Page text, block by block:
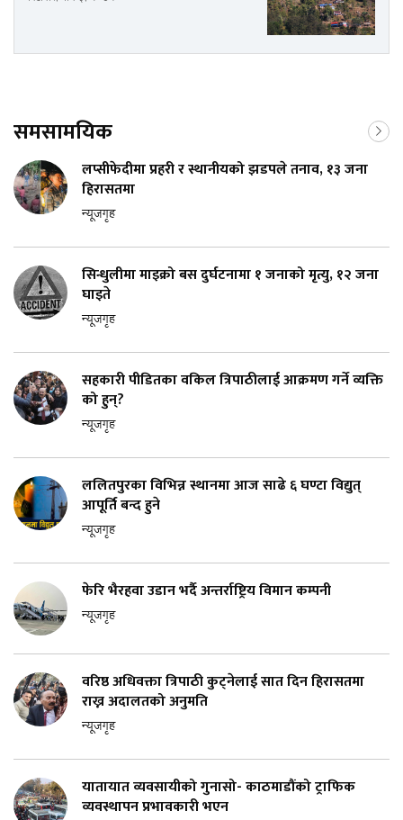
समसामयिक
लप्सीफेदीमा प्रहरी र स्थानीयको झडपले तनाव, १३ जना
हिरासतमा
न्यूजगृह
सिन्धुलीमा माइक्रो बस दुर्घटनामा १ जनाको मृत्यु, १२ जना
घाइते
न्यूजगृह
सहकारी पीडितका वकिल त्रिपाठीलाई आक्रमण गर्ने व्यक्ति
को हुन्?
न्यूजगृह
ललितपुरका विभिन्न स्थानमा आज साढे ६ घण्टा विद्युत्
आपूर्ति बन्द हुने
न्यूजगृह
फेरि भैरहवा उडान भर्दै अन्तर्राष्ट्रिय विमान कम्पनी
न्यूजगृह
वरिष्ठ अधिवक्ता त्रिपाठी कुट्नेलाई सात दिन हिरासतमा
राख्न अदालतको अनुमति
न्यूजगृह
यातायात व्यवसायीको गुनासो- काठमाडौंको ट्राफिक
व्यवस्थापन प्रभावकारी भएन